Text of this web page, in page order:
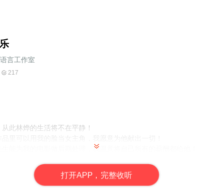
言工作室
217
此林烨的生活将不在平静！
为我的电影做后期处理，我愿意将自己所有的薪酬都给他！
感谢上帝！
摆脱这奴隶一般的生活！
打开APP，完整收听